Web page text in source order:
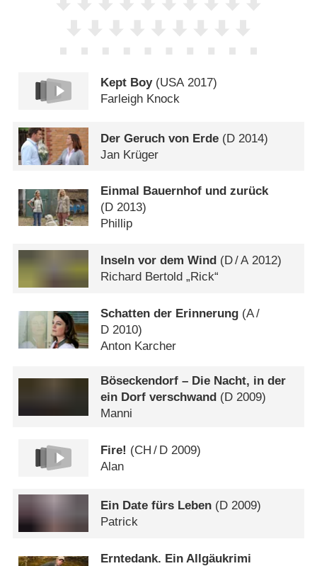
Kept Boy(USA2017)
Farleigh Knock
Der Geruch von Erde (D 2014)
Jan Krüger
Einmal Bauernhof und zurück
(D 2013)
Phillip
Inseln vor dem Wind (D/A2012)
Richard Bertold „Rick“
Schatten der Erinnerung (A/
D 2010)
Anton Karcher
Böseckendorf – Die Nacht, in der
ein Dorf verschwand (D 2009)
Manni
Fire! (CH / D 2009)
Alan
Ein Date fürs Leben (D 2009)
Patrick
Erntedank. Ein Allgäukrimi